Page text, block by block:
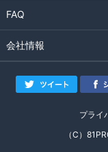
FAQ
会社情報
プライ
（C）